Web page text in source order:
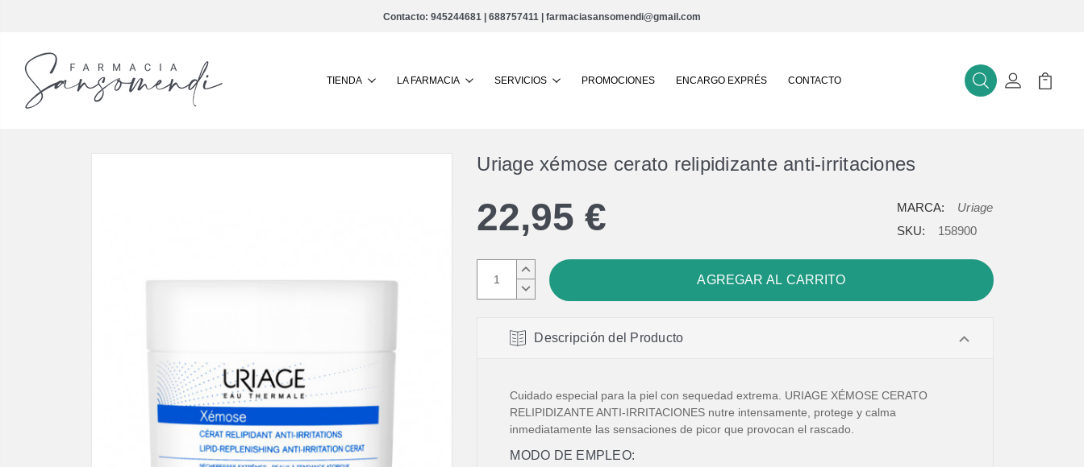
Contacto: 945244681 | 688757411 | farmaciasansomendi@gmail.com
TIENDA LA FARMACIA SERVICIOS PROMOCIONES ENCARGO EXPRÉS CONTACTO BuscarMi Cuenta
Mi
Uriage xémose cerato relipidizante anti-irritaciones
22,95 €
AUMENTAR
CANTIDAD:
DISMINUIR
CANTIDAD:
MARCA:
Uriage
SKU:
158900
Descripción del Producto
Cuidado especial para la piel con sequedad extrema. URIAGE XÉMOSE CERATO
RELIPIDIZANTE ANTI-IRRITACIONES nutre intensamente, protege y calma
inmediatamente las sensaciones de picor que provocan el rascado.
MODO DE EMPLEO: